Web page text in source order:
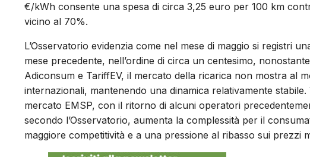
€/kWh consente una spesa di circa 3,25 euro per 100 km
vicino al 70%.
L’Osservatorio evidenzia come nel mese di maggio si registri
mese precedente, nell’ordine di circa un centesimo,
Adiconsum e TariffEV, il mercato della ricarica non mostra al
internazionali, mantenendo una dinamica relativamente
mercato EMSP, con il ritorno di alcuni operatori
secondo l’Osservatorio, aumenta la complessità per il
maggiore competitività e a una pressione al ribasso sui prezzi